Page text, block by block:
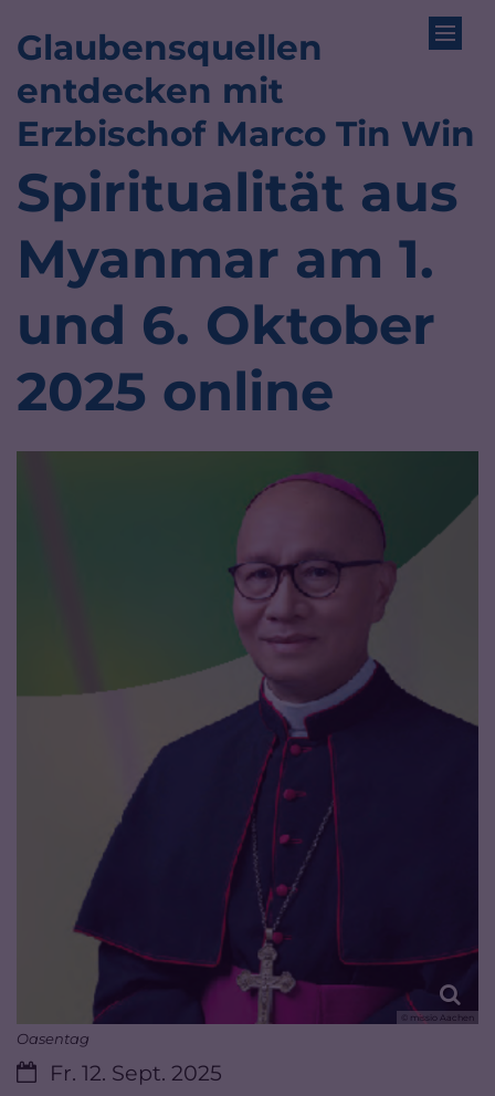
Zum Inhalt springen
Glaubensquellen
entdecken mit
Erzbischof Marco Tin Win
Spiritualität aus
Myanmar am 1.
und 6. Oktober
2025 online
© missio Aachen
Oasentag
Datum:
Fr. 12. Sept. 2025